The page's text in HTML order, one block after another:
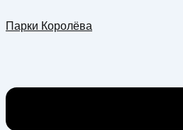
к
Парки Королёва